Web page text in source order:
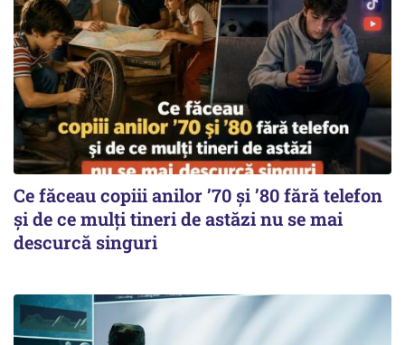
Ce făceau copiii anilor ’70 și ’80 fără telefon
și de ce mulți tineri de astăzi nu se mai
descurcă singuri